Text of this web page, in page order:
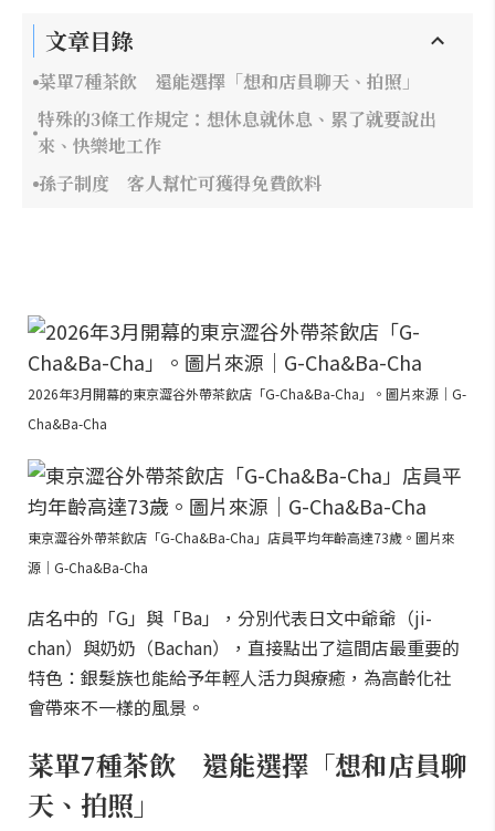
文章目錄
菜單7種茶飲 還能選擇「想和店員聊天、拍照」
特殊的3條工作規定：想休息就休息、累了就要說出
來、快樂地工作
孫子制度 客人幫忙可獲得免費飲料
2026年3月開幕的東京澀谷外帶茶飲店「G-Cha&Ba-Cha」。圖片來源｜G-
Cha&Ba-Cha
東京澀谷外帶茶飲店「G-Cha&Ba-Cha」店員平均年齡高達73歲。圖片來
源｜G-Cha&Ba-Cha
店名中的「G」與「Ba」，分別代表日文中爺爺（ji-
chan）與奶奶（Bachan），直接點出了這間店最重要的
特色：銀髮族也能給予年輕人活力與療癒，為高齡化社
會帶來不一樣的風景。
菜單7種茶飲 還能選擇「想和店員聊
天、拍照」